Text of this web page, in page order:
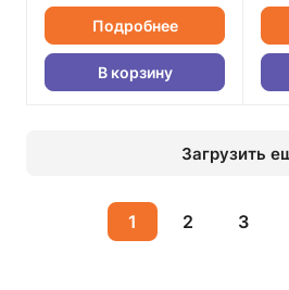
Подробнее
В корзину
Загрузить
1 2 3